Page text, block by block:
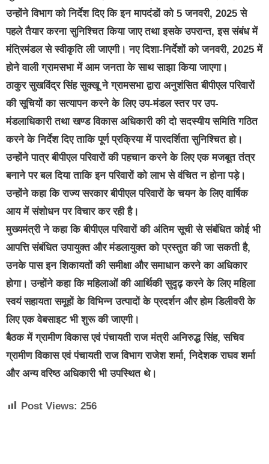
उन्होंने विभाग को निर्देश दिए कि इन मापदंडों को 5 जनवरी, 2025 से
पहले तैयार करना सुनिश्चित किया जाए तथा इसके उपरान्त, इस संबंध में
मंत्रिमंडल से स्वीकृति ली जाएगी। नए दिशा-निर्देशों को जनवरी, 2025 में
होने वाली ग्रामसभा में आम जनता के साथ साझा किया जाएगा।
ठाकुर सुखविंद्र सिंह सुक्खू ने ग्रामसभा द्वारा अनुशंसित बीपीएल परिवारों
की सूचियों का सत्यापन करने के लिए उप-मंडल स्तर पर उप-
मंडलाधिकारी तथा खण्ड विकास अधिकारी की दो सदस्यीय समिति गठित
करने के निर्देश दिए ताकि पूर्ण प्रक्रिया में पारदर्शिता सुनिश्चित हो।
उन्होंने पात्र बीपीएल परिवारों की पहचान करने के लिए एक मजबूत तंत्र
बनाने पर बल दिया ताकि इन परिवारों को लाभ से वंचित न होना पड़े।
उन्होंने कहा कि राज्य सरकार बीपीएल परिवारों के चयन के लिए वार्षिक
आय में संशोधन पर विचार कर रही है।
मुख्यमंत्री ने कहा कि बीपीएल परिवारों की अंतिम सूची से संबंधित कोई भी
आपत्ति संबंधित उपायुक्त और मंडलायुक्त को प्रस्तुत की जा सकती है,
उनके पास इन शिकायतों की समीक्षा और समाधान करने का अधिकार
होगा। उन्होंने कहा कि महिलाओं की आर्थिकी सुदृढ़ करने के लिए महिला
स्वयं सहायता समूहों के विभिन्न उत्पादों के प्रदर्शन और होम डिलीवरी के
लिए एक वेबसाइट भी शुरू की जाएगी।
बैठक में ग्रामीण विकास एवं पंचायती राज मंत्री अनिरुद्ध सिंह, सचिव
ग्रामीण विकास एवं पंचायती राज विभाग राजेश शर्मा, निदेशक राघव शर्मा
और अन्य वरिष्ठ अधिकारी भी उपस्थित थे।
Post Views: 256